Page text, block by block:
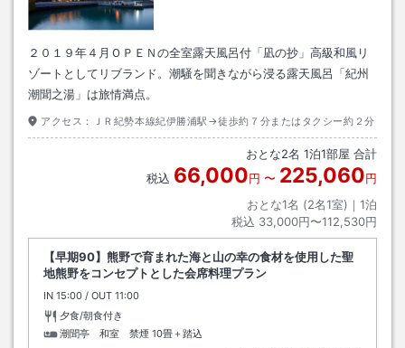
２０１９年４月ＯＰＥＮの全室露天風呂付「凪の抄」高級和風リ
ゾートとしてリブランド。潮騒を聞きながら浸る露天風呂「紀州
潮聞之湯」は旅情満点。
アクセス： ＪＲ紀勢本線紀伊勝浦駅→徒歩約７分またはタクシー約２分
おとな2名 1泊1部屋 合計
税込 66,000円 〜 225,060円
おとな1名 (2名1室)｜ 1泊
税込 33,000円〜112,530円
【早期90】熊野で育まれた海と山の幸の食材を使用した聖
地熊野をコンセプトとした会席料理プラン
IN チェックイン
15:00 / OUT チェックアウト
11:00
夕食/朝食付き
潮聞亭 和室 禁煙 10畳＋踏込